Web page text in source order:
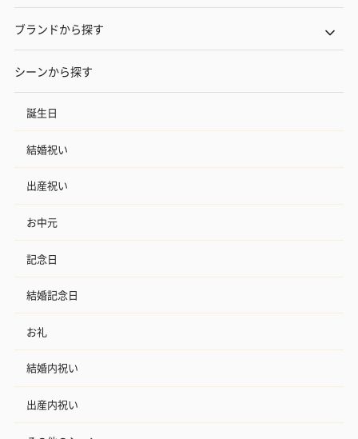
ブランドから探す
シーンから探す
誕生日
結婚祝い
出産祝い
お中元
記念日
結婚記念日
お礼
結婚内祝い
出産内祝い